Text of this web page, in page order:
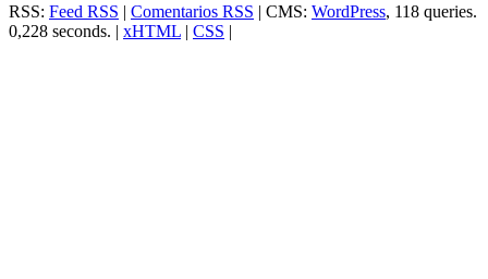
RSS: Feed RSS | Comentarios RSS | CMS: WordPress, 118 queries.
0,228 seconds. | xHTML | CSS |